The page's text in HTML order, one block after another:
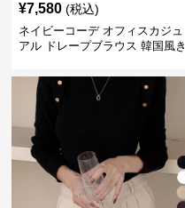
¥7,580 (税込)
ネイビーコーデ オフィスカジュ
アル ドレープブラウス 韓国風き